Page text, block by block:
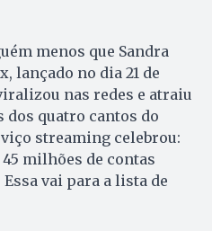
menos que Sandra
lançado no dia 21 de
nas redes e atraiu
dos quatro cantos do
streaming celebrou:
45 milhões de contas
vai para a lista de